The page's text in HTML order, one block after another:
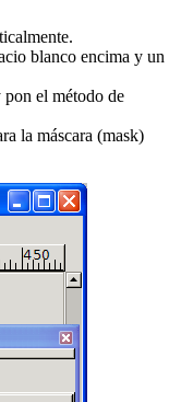
blanco encima y un
el método de
la máscara (mask)